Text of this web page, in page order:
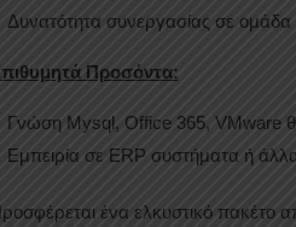
Δυνατότητα συνεργασίας σε ομάδα
Προσόντα:
Γνώση Mysql, Office 365, VMware
Εμπειρία σε ERP συστήματα ή άλλα
ένα ελκυστικό πακέτο